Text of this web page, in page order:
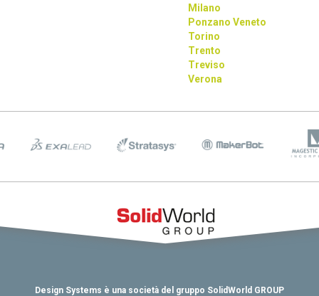
Milano
Ponzano Veneto
Torino
Trento
Treviso
Verona
Design Systems è una società del gruppo SolidWorld GROUP